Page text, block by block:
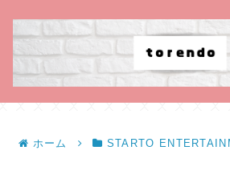
ホーム STARTO